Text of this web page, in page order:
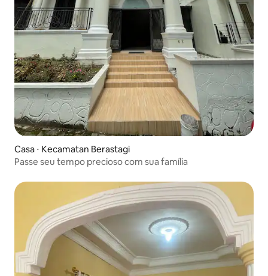
Casa ⋅ Kecamatan Berastagi
Passe seu tempo precioso com sua família